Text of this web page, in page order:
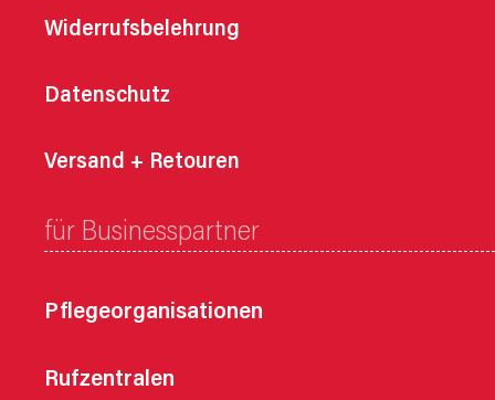
Widerrufsbelehrung
Datenschutz
Versand + Retouren
für Businesspartner
Pflegeorganisationen
Rufzentralen